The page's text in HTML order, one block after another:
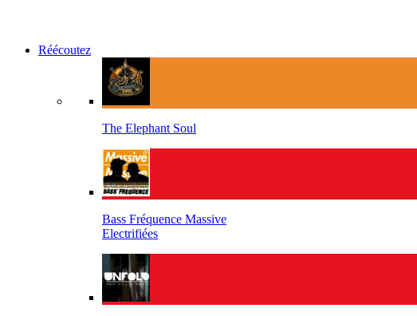
Réécoutez
The Elephant Soul
Bass Fréquence Massive
Electrifiées